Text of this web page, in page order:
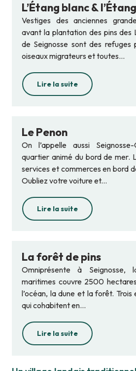
L’Étang blanc &
Vestiges des anciennes
avant la plantation des pins des
de Seignosse sont des refuges
oiseaux migrateurs et toutes...
Lire la suite
Le Penon
On l’appelle aussi
quartier animé du bord de mer.
services et commerces en bord
Oubliez votre voiture et...
Lire la suite
La forêt de pins
Omniprésente à
maritimes couvre 2500
l’océan, la dune et la forêt. Trois
qui cohabitent en...
Lire la suite